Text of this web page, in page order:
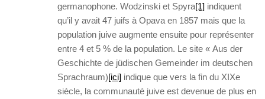
germanophone. Wodzinski et Spyra[1] indiquent
qu’il y avait 47 juifs à Opava en 1857 mais que la
population juive augmente ensuite pour représenter
entre 4 et 5 % de la population. Le site « Aus der
Geschichte de jüdischen Gemeinder im deutschen
Sprachraum)[ici] indique que vers la fin du XIXe
siècle, la communauté juive est devenue de plus en